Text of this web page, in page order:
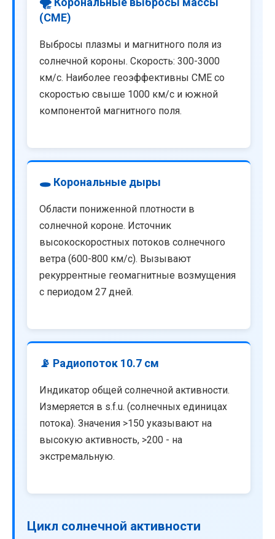
(CME)
Выбросы плазмы и магнитного поля из
солнечной короны. Скорость: 300-3000
км/с. Наиболее геоэффективны CME со
скоростью свыше 1000 км/с и южной
компонентой магнитного поля.
🕳️ Корональные дыры
Области пониженной плотности в
солнечной короне. Источник
высокоскоростных потоков солнечного
ветра (600-800 км/с). Вызывают
рекуррентные геомагнитные возмущения
с периодом 27 дней.
📡 Радиопоток 10.7 см
Индикатор общей солнечной активности.
Измеряется в s.f.u. (солнечных единицах
потока). Значения >150 указывают на
высокую активность, >200 - на
экстремальную.
Цикл солнечной активности